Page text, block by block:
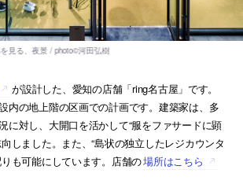
が設計した、愛知の店舗「ring名古屋」です。
内の地上階の区画での計画です。建築家は、多
に対し、大開口を活かして“服をファサードに顕
しました。また、“島状の独立したレジカウンタ
も可能にしています。店舗の場所はこちら